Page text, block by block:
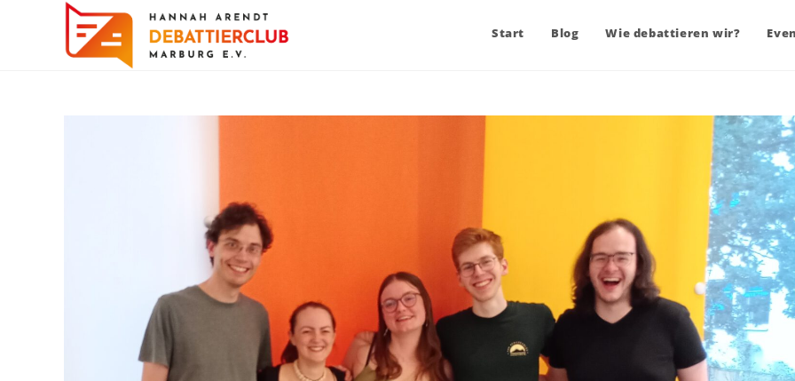
Start Blog Wie debattieren wir?